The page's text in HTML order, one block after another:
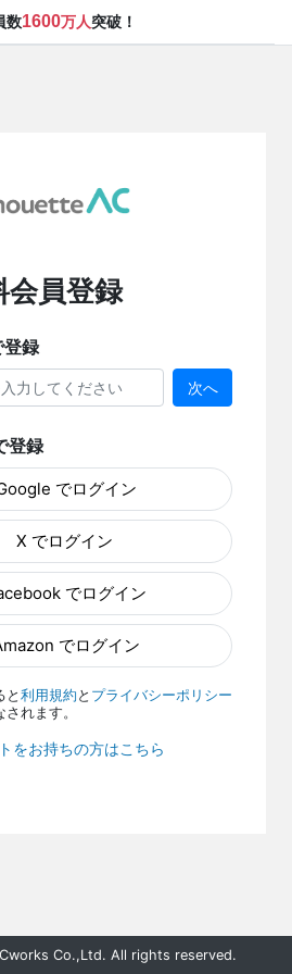
数1600万人突破！
会員登録
登録
次へ
登録
でログイン
X でログイン
でログイン
でログイン
と利用規約 と プライバシーポリシー
れます。
をお持ちの方はこちら
Co.,Ltd. All rights reserved.